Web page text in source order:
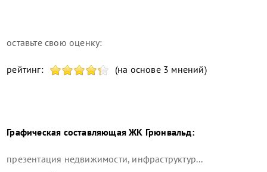
оставьте свою оценку:
рейтинг: (на основе 3 мнений)
Графическая составляющая ЖК Грюнвальд:
презентация недвижимости, инфраструктур...